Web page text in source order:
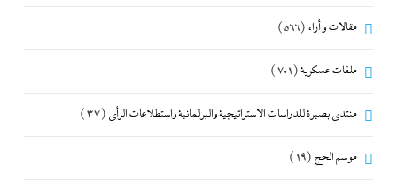
مقالات و أراء (566)
ملفات عسكرية(701)
منتدى بصيرة للدراسات الاستراتيجية والبرلمانية واستطلاعات الرأى (37)
موسم الحج (19)